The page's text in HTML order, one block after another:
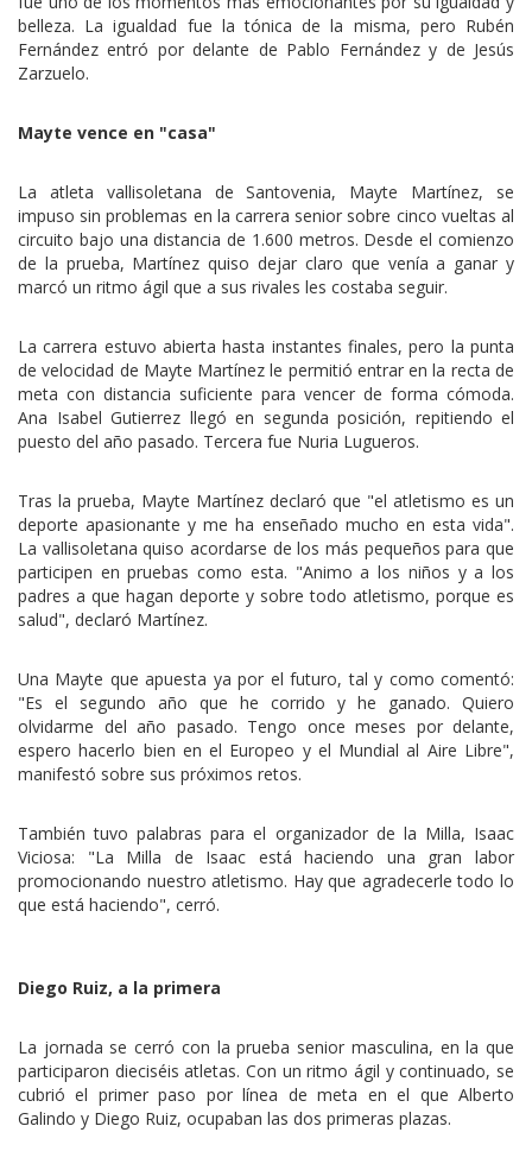
belleza. La igualdad fue la tónica de la misma, pero Rubén
Fernández entró por delante de Pablo Fernández y de Jesús
Zarzuelo.
Mayte vence en "casa"
La atleta vallisoletana de Santovenia, Mayte Martínez, se
impuso sin problemas en la carrera senior sobre cinco vueltas al
circuito bajo una distancia de 1.600 metros. Desde el comienzo
de la prueba, Martínez quiso dejar claro que venía a ganar y
marcó un ritmo ágil que a sus rivales les costaba seguir.
La carrera estuvo abierta hasta instantes finales, pero la punta
de velocidad de Mayte Martínez le permitió entrar en la recta de
meta con distancia suficiente para vencer de forma cómoda.
Ana Isabel Gutierrez llegó en segunda posición, repitiendo el
puesto del año pasado. Tercera fue Nuria Lugueros.
Tras la prueba, Mayte Martínez declaró que "el atletismo es un
deporte apasionante y me ha enseñado mucho en esta vida".
La vallisoletana quiso acordarse de los más pequeños para que
participen en pruebas como esta. "Animo a los niños y a los
padres a que hagan deporte y sobre todo atletismo, porque es
salud", declaró Martínez.
Una Mayte que apuesta ya por el futuro, tal y como comentó:
"Es el segundo año que he corrido y he ganado. Quiero
olvidarme del año pasado. Tengo once meses por delante,
espero hacerlo bien en el Europeo y el Mundial al Aire Libre",
manifestó sobre sus próximos retos.
También tuvo palabras para el organizador de la Milla, Isaac
Viciosa: "La Milla de Isaac está haciendo una gran labor
promocionando nuestro atletismo. Hay que agradecerle todo lo
que está haciendo", cerró.
Diego Ruiz, a la primera
La jornada se cerró con la prueba senior masculina, en la que
participaron dieciséis atletas. Con un ritmo ágil y continuado, se
cubrió el primer paso por línea de meta en el que Alberto
Galindo y Diego Ruiz, ocupaban las dos primeras plazas.